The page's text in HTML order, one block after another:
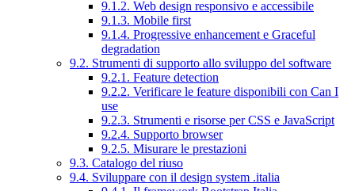
9.1.2. Web design responsivo e accessibile
9.1.3. Mobile first
9.1.4. Progressive enhancement e Graceful
degradation
9.2. Strumenti di supporto allo sviluppo del software
9.2.1. Feature detection
9.2.2. Verificare le feature disponibili con Can I
use
9.2.3. Strumenti e risorse per CSS e JavaScript
9.2.4. Supporto browser
9.2.5. Misurare le prestazioni
9.3. Catalogo del riuso
9.4. Sviluppare con il design system .italia